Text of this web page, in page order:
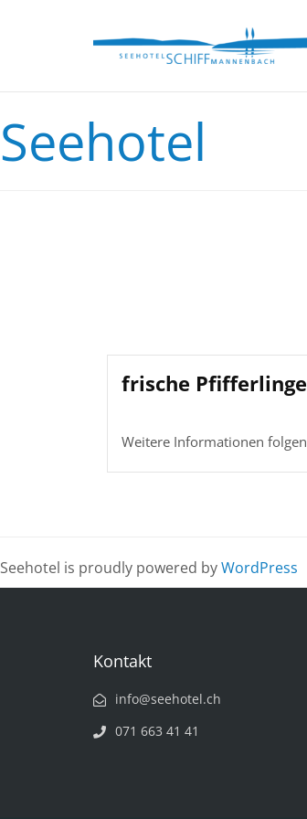
Seehotel
frische Pfifferlinge
Weitere Informationen folgen
Seehotel is proudly powered byWordPress
Kontakt
hc.letohees@ofni
071 663 41 41